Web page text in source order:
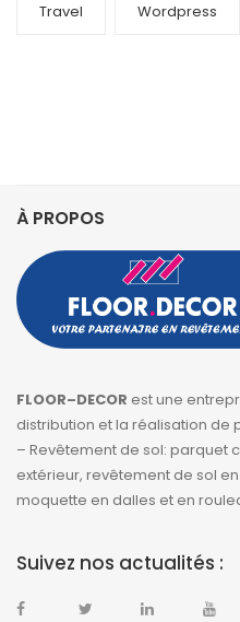
Travel Wordpress
À PROPOS
FLOOR–DECOR est une
distribution et la réalisation de
– Revêtement de sol: parquet
extérieur, revêtement de sol
moquette en dalles et en
Suivez nos actualités :